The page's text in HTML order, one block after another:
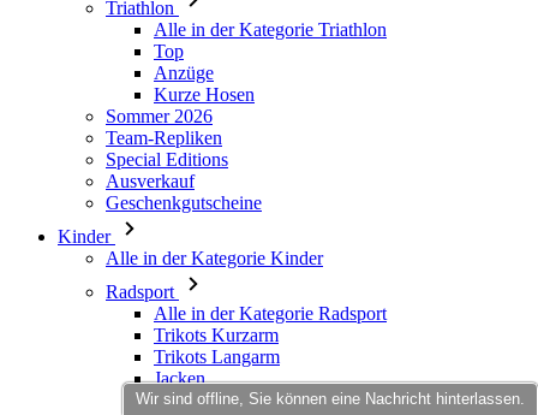
Triathlon
Alle in der Kategorie Triathlon
Top
Anzüge
Kurze Hosen
Sommer 2026
Team-Repliken
Special Editions
Ausverkauf
Geschenkgutscheine
Kinder
Alle in der Kategorie Kinder
Radsport
Alle in der Kategorie Radsport
Trikots Kurzarm
Trikots Langarm
Jacken
Kurze Hosen
Wir sind offline, Sie können eine Nachricht hinterlassen.